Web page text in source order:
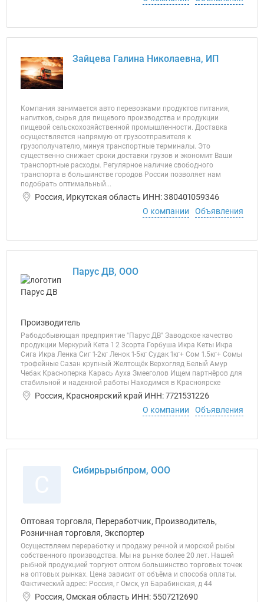
Зайцева Галина Николаевна, ИП
Компания занимается авто перевозками продуктов питания,
напитков, сырья для пищевого производства и продукции
пищевой сельскохозяйственной промышленности. Доставка
осуществляется напрямую от грузоотправителя к
грузополучателю, минуя транспортные терминалы. Это
существенно снижает сроки доставки грузов и экономит Ваши
транспортные расходы. Регулярное наличие свободного
транспорта в большинстве городов России позволяет нам
подобрать оптимальный...
Россия, Иркутская область ИНН: 380401059346
О компании
Объявления
Парус ДВ, ООО
Производитель
Рабодобывющая предприятие "Парус ДВ" Заводское качество
продукции Меркурий Кета 1 2 3сорта Горбуша Икра Кеты Икра
Сига Икра Ленка Сиг 1-2кг Ленок 1-5кг Судак 1кг+ Сом 1.5кг+ Сомы
трофейные Сазан крупный Желтощёк Верхогляд Белый Амур
Чебак Красноперка Карась Ауха Змееголов Ищем партнёров для
стабильной и надежной работы Находимся в Красноярске
Россия, Красноярский край ИНН: 7721531226
О компании
Объявления
Сибирьрыбпром, ООО
Оптовая торговля, Переработчик, Производитель,
Розничная торговля, Экспортер
Осуществляем переработку и продажу речной и морской рыбы
собственного производства. Мы на рынке более 20 лет. Нашей
рыбной продукцией торгуют оптом большинство торговых точек
на оптовых рынках. Цена зависит от объёма и способа оплаты.
Фактический адрес: Россия, г Омск, ул Барабинская, д 44
Россия, Омская область ИНН: 5507212690